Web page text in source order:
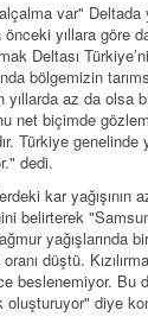
var" Deltada
yıllara göre
Deltası
bölgemizin
az da olsa
net biçimde
Türkiye genelinde
dedi.
kar yağışının
belirterek
yağışlarında
düştü.
beslenemiyor. Bu
oluşturuyor" diye